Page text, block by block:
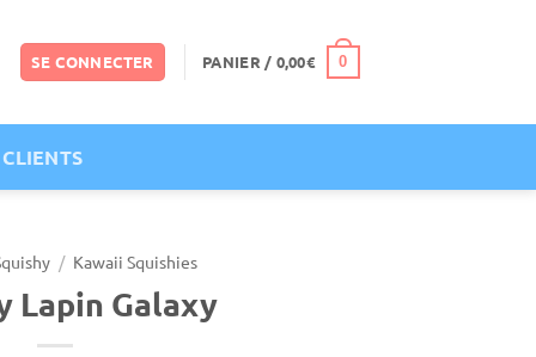
SE CONNECTER PANIER / 0,00€ 0
/ Kawaii Squishies
Lapin Galaxy